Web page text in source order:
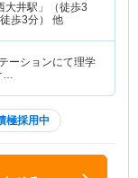
大井駅」（徒歩3
歩3分） 他
ーションにて理学
…
極採用中